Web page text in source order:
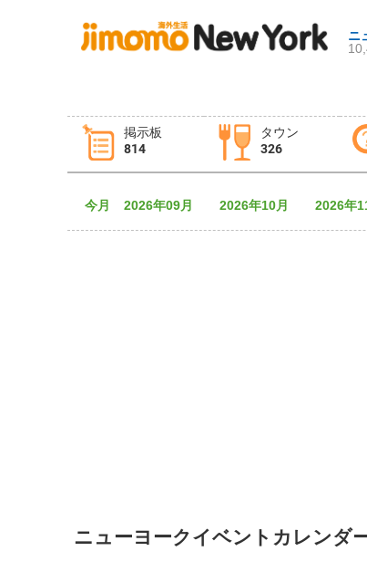
ニ
掲示板
814
タウン
326
タウン情報
今月 2026年09月 2026年10月 2026年
ニューヨークイベントカレンダ